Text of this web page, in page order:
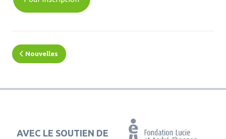
Nouvelles
AVEC LE SOUTIEN DE